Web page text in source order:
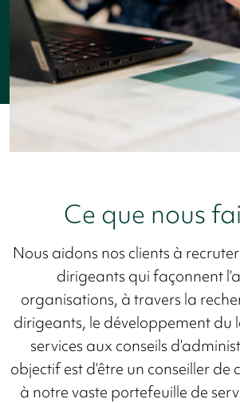
Ce que nous
Nous aidons nos clients à
dirigeants qui façonnent
organisations, à travers la
dirigeants, le développement du
services aux conseils
objectif est d’être un conseiller
à notre vaste portefeuille de